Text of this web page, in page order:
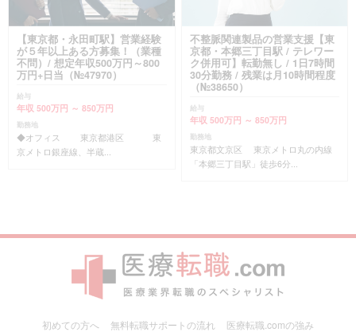
【東京都・永田町駅】営業経験
が５年以上ある方募集！（業種
不問）/ 想定年収500万円～800
万円+日当（№47970）
給与
年収 500万円 ～ 850万円
勤務地
◆オフィス 東京都港区 東
京メトロ銀座線、半蔵...
不整脈関連製品の営業支援【東
京都・本郷三丁目駅 / テレワー
ク併用可】転勤無し / 1日7時間
30分勤務 / 残業は月10時間程度
（№38650）
給与
年収 500万円 ～ 850万円
勤務地
東京都文京区 東京メトロ丸の内線
「本郷三丁目駅」徒歩6分...
初めての方へ 無料転職サポートの流れ
医療転職.comの強み